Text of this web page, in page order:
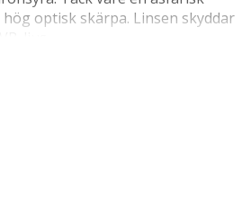
optisk skärpa. Linsen skyddar
ljus.
under en dag och ska därefter
alltid följa din optikers
av linser.
ögonundersökning minst en